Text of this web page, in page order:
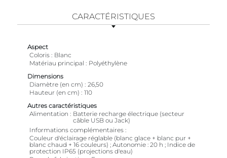
CARACTÉRISTIQUES
Aspect
Coloris
Blanc
Matériau principal
Polyéthylène
Dimensions
Diamètre (en cm)
26,50
Hauteur (en cm)
110
Autres caractéristiques
Alimentation
Batterie recharge électrique (secteur
câble USB ou Jack)
Informations complémentaires
Couleur d'éclairage réglable (blanc glace + blanc pur +
blanc chaud + 16 couleurs) ; Autonomie : 20 h ; Indice de
protection IP65 (projections d'eau)